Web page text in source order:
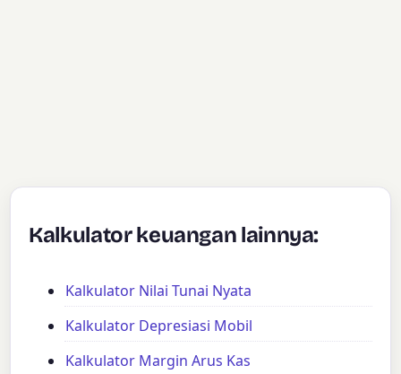
Kalkulator keuangan lainnya:
Kalkulator Nilai Tunai Nyata
Kalkulator Depresiasi Mobil
Kalkulator Margin Arus Kas